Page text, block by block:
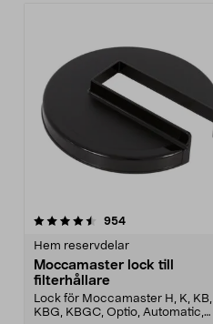
954recensioner
Hem reservdelar
Moccamaster lock till
filterhållare
Lock för Moccamaster H, K, KB,
KBG, KBGC, Optio, Automatic,
4.5 av 5 stjärnor